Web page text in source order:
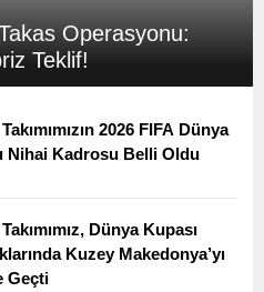
Operasyonu:
Teklif!
2026 FIFA Dünya
Nihai Kadrosu Belli Oldu
Dünya Kupası
Kuzey Makedonya’yı
Geçti